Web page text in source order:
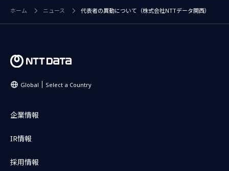
ホーム ニュース 代表者の異動について（株式会社NTTデータ関西）
Global Select a Country
企業情報
IR情報
採用情報